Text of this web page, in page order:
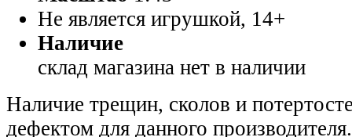
Не является игрушкой, 14+
Наличие
склад магазина нет в наличии
Наличие трещин, сколов и
дефектом для данного производителя.